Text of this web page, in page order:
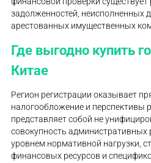
задолженностей, неисполненных
арестованных имущественных
Где выгодно купить
Китае
Регион регистрации оказывает
налогообложение и перспективы
представляет собой не
совокупность административных
уровнем нормативной нагрузки,
финансовых ресурсов и